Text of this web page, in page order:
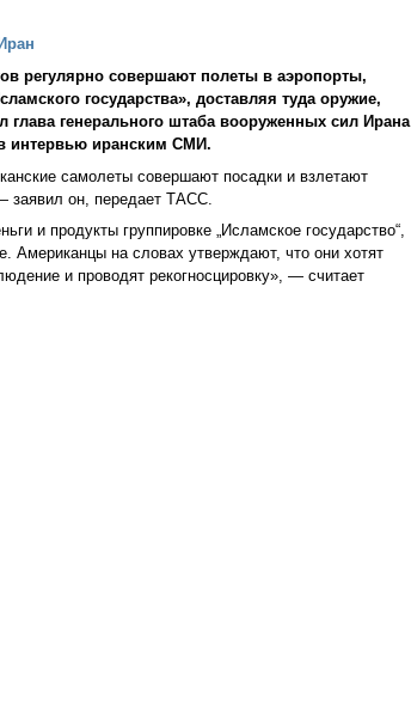
Иран
регулярно совершают полеты в аэропорты,
государства», доставляя туда оружие,
глава генерального штаба вооруженных сил Ирана
интервью иранским СМИ.
самолеты совершают посадки и взлетают
заявил он, передает ТАСС.
и продукты группировке „Исламское государство“,
Американцы на словах утверждают, что они хотят
и проводят рекогносцировку», — считает
в подконтрольные ИГ аэропорты